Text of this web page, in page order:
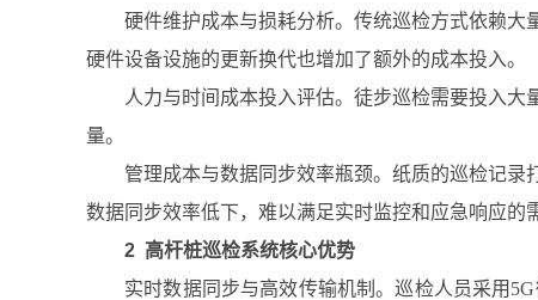
硬件维护成本与损耗分析。传统巡检方式依赖大
硬件设备设施的更新换代也增加了额外的成本投入。
人力与时间成本投入评估。徒步巡检需要投入
量。
管理成本与数据同步效率瓶颈。纸质的巡检记录
数据同步效率低下，难以满足实时监控和应急响应的
2 高杆桩巡检系统核心优势
实时数据同步与高效传输机制。巡检人员采用